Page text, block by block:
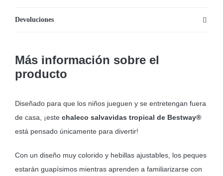
Devoluciones
Más información sobre el
producto
Diseñado para que los niños jueguen y se entretengan fuera
de casa, ¡estechaleco salvavidas tropical de Bestway®
está pensado únicamente para divertir!
Con un diseño muy colorido y hebillas ajustables, los peques
estarán guapísimos mientras aprenden a familiarizarse con